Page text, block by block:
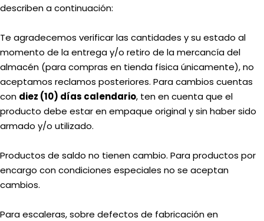
describen a continuación:
Te agradecemos verificar las cantidades y su estado al
momento de la entrega y/o retiro de la mercancía del
almacén (para compras en tienda física únicamente), no
aceptamos reclamos posteriores. Para cambios cuentas
con diez (10) días calendario, ten en cuenta que el
producto debe estar en empaque original y sin haber sido
armado y/o utilizado.
Productos de saldo no tienen cambio. Para productos por
encargo con condiciones especiales no se aceptan
cambios.
Para escaleras, sobre defectos de fabricación en